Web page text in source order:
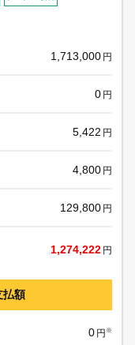
1,713,000 円
0 円
5,422 円
4,800 円
129,800 円
1,274,222 円
払額
0 円 ※